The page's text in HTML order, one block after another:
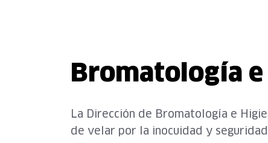
Bromatología
La Dirección de Bromatología e
de velar por la inocuidad y